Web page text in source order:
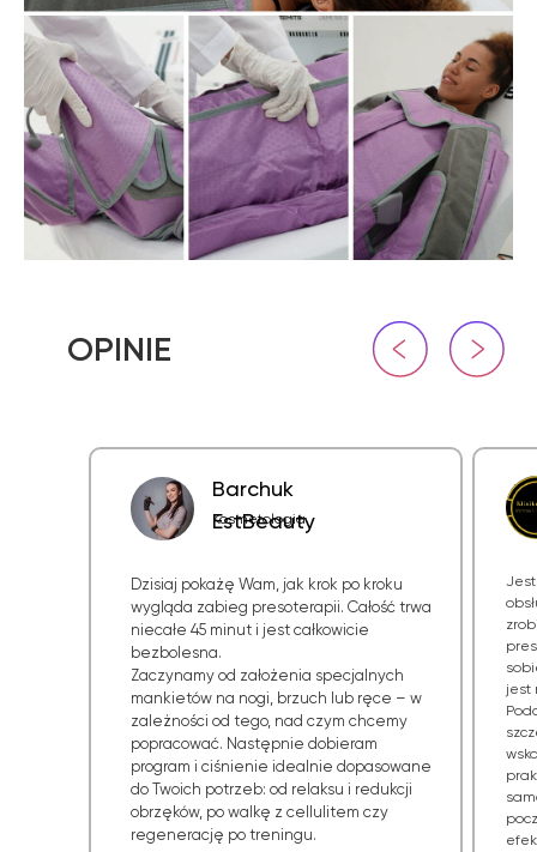
jest
Barchuk
EstBeauty
Dzisiaj pokażę Wam, jak krok po kroku
wygląda zabieg presoterapii. Całość trwa
niecałe 45 minut i jest całkowicie
bezbolesna.
Zaczynamy od założenia specjalnych
mankietów na nogi, brzuch lub ręce – w
zależności od tego, nad czym chcemy
popracować. Następnie dobieram
program i ciśnienie idealnie dopasowane
do Twoich potrzeb: od relaksu i redukcji
obrzęków, po walkę z cellulitem czy
regenerację po treningu.
Kosmetologia